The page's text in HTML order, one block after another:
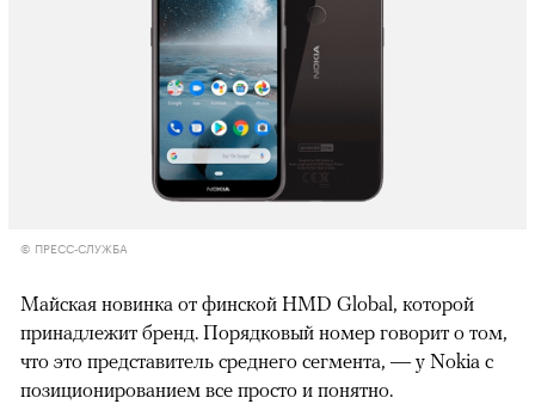
© ПРЕСС-СЛУЖБА
Майская новинка от финской HMD Global, которой
принадлежит бренд. Порядковый номер говорит о том,
что это представитель среднего сегмента, — у Nokia с
позиционированием все просто и понятно.